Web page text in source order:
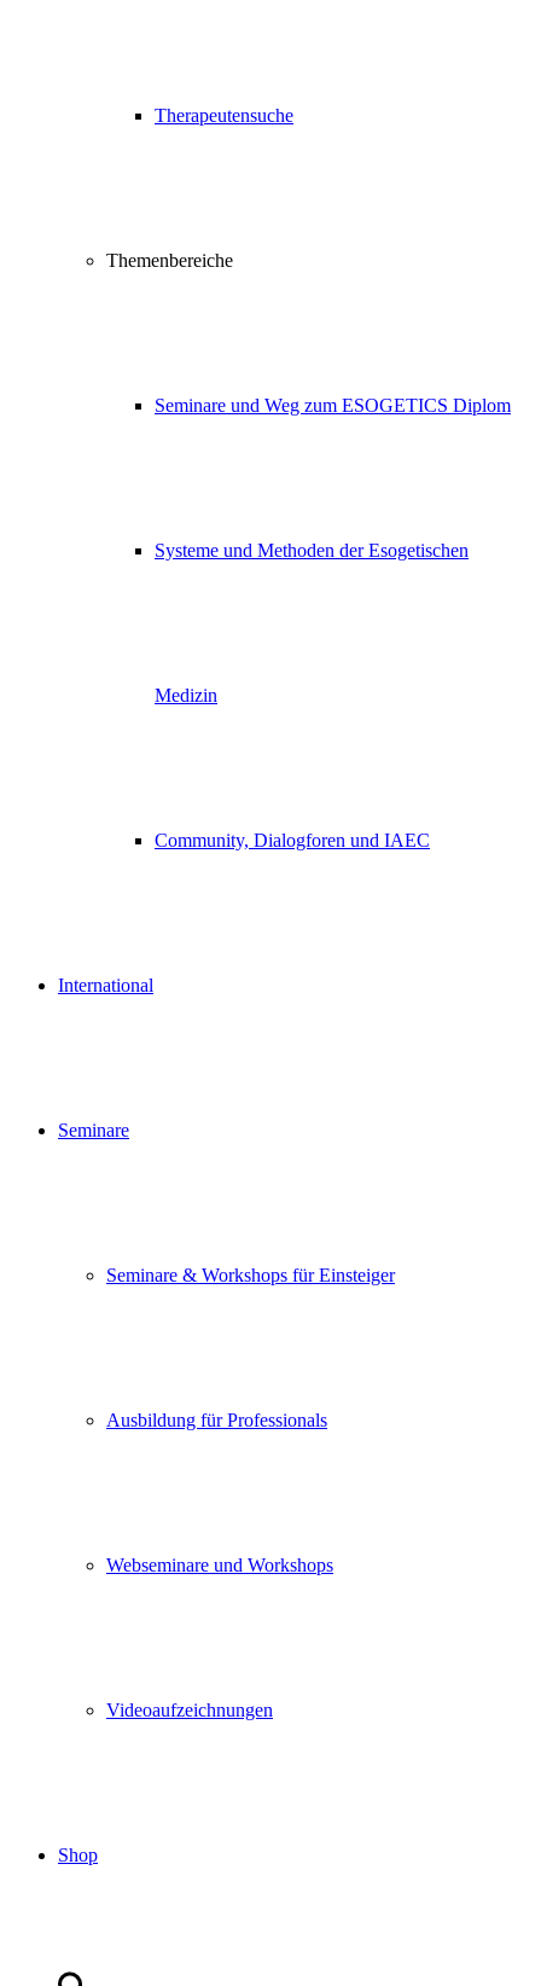
Therapeutensuche
Themenbereiche
Seminare und Weg zum ESOGETICS Diplom
Systeme und Methoden der Esogetischen
Medizin
Community, Dialogforen und IAEC
International
Seminare
Seminare & Workshops für Einsteiger
Ausbildung für Professionals
Webseminare und Workshops
Videoaufzeichnungen
Shop